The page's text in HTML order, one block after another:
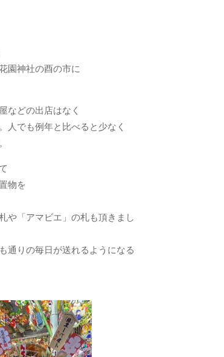
園神社の酉の市に
などの出店はなく
人でも例年と比べると少なく
物を
や「アマビエ」の札も頂きまし
通りの毎日が送れるようになる